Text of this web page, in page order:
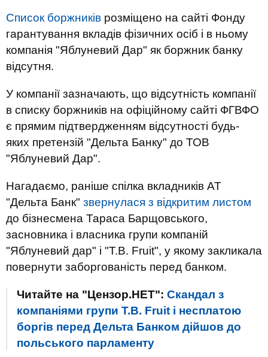
Список боржників розміщено на сайті Фонду
гарантування вкладів фізичних осіб і в ньому
компанія "Яблуневий Дар" як боржник банку
відсутня.
У компанії зазначають, що відсутність компанії
в списку боржників на офіційному сайті ФГВФО
є прямим підтвердженням відсутності будь-
яких претензій "Дельта Банку" до ТОВ
"Яблуневий Дар".
Нагадаємо, раніше спілка вкладників АТ
"Дельта Банк" звернулася з відкритим листом
до бізнесмена Тараса Барщовського,
засновника і власника групи компаній
"Яблуневий дар" і "T.B. Fruit", у якому закликала
повернути заборгованість перед банком.
Читайте на "Цензор.НЕТ": Скандал з
компаніями групи T.B. Fruit і несплатою
боргів перед Дельта Банком дійшов до
польського парламенту